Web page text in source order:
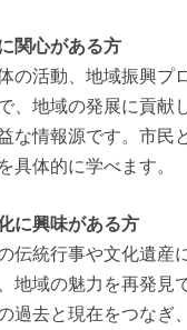
関心がある方
の活動、地域振興プ
、地域の発展に貢献
な情報源です。市民
具体的に学べます。
に興味がある方
伝統行事や文化遺産
地域の魅力を再発見
過去と現在をつなぎ